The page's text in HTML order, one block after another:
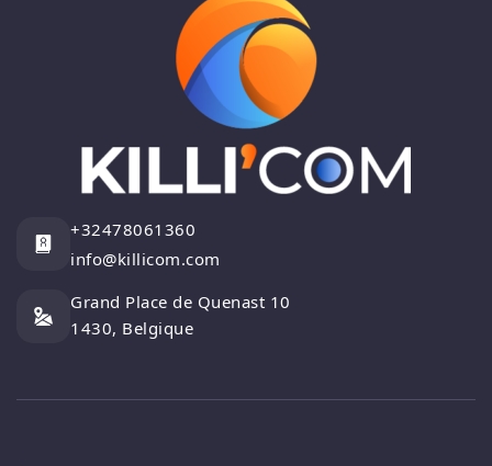
+32478061360
info@killicom.com
Grand Place de Quenast 10
1430, Belgique